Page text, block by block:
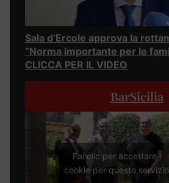
Sala d’Ercole approva la
“Norma importante per le
CLICCA PER IL VIDEO
BarSicilia
Fai clic per accettare i
cookie per questo servizio